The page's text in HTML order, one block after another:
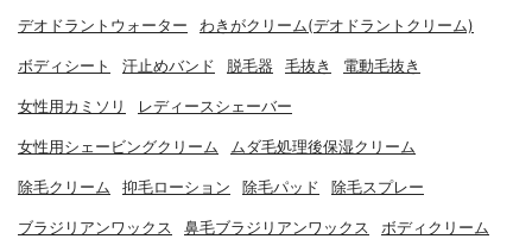
デオドラントウォーター わきがクリーム(デオドラントクリーム)
ボディシート 汗止めバンド 脱毛器 毛抜き 電動毛抜き
女性用カミソリ レディースシェーバー
女性用シェービングクリーム ムダ毛処理後保湿クリーム
除毛クリーム 抑毛ローション 除毛パッド 除毛スプレー
ブラジリアンワックス 鼻毛ブラジリアンワックス ボディクリーム